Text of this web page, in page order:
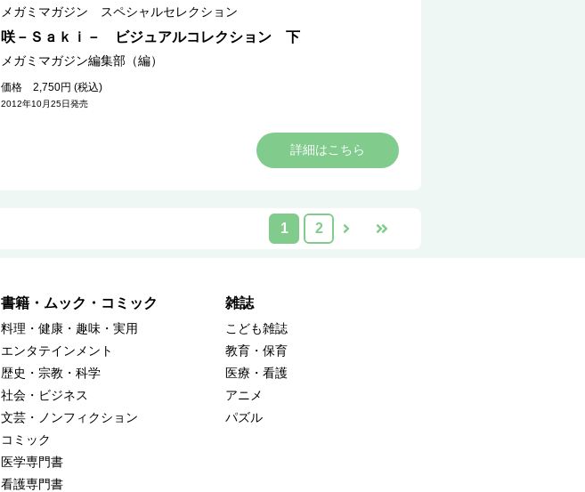
メガミマガジン スペシャルセレクション
咲－Ｓａｋｉ－ ビジュアルコレクション 下
メガミマガジン編集部（編）
価格 2,750円 (税込)
2012年10月25日発売
詳細はこちら
1 2
書籍・ムック・コミック
料理・健康・趣味・実用
エンタテインメント
歴史・宗教・科学
社会・ビジネス
文芸・ノンフィクション
コミック
医学専門書
看護専門書
雑誌
こども雑誌
教育・保育
医療・看護
アニメ
パズル